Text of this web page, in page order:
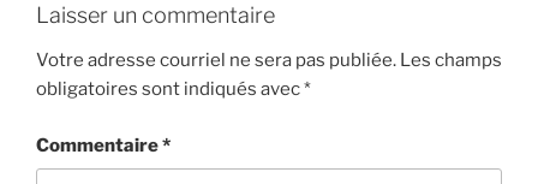
Laisser un commentaire
Votre adresse courriel ne sera pas publiée. Les champs
obligatoires sont indiqués avec*
Commentaire*